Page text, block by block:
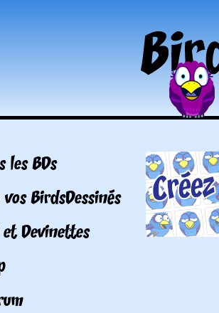
les BDs
vos BirdsDessinés
Devinettes